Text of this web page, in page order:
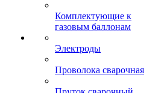
Комплектующие к
газовым баллонам
Электроды
Проволока сварочная